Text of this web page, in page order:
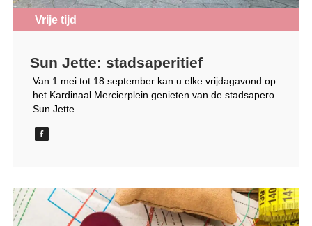
Vrije tijd
Sun Jette: stadsaperitief
Van 1 mei tot 18 september kan u elke vrijdagavond op
het Kardinaal Mercierplein genieten van de stadsapero
Sun Jette.